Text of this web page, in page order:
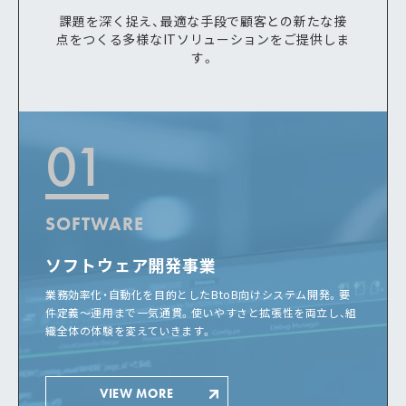
課題を深く捉え、最適な手段で顧客との新たな接
点をつくる多様なITソリューションをご提供しま
す。
01
SOFTWARE
ソフトウェア開発事業
業務効率化・自動化を目的としたBtoB向けシステム開発。要
件定義〜運用まで一気通貫。使いやすさと拡張性を両立し、組
織全体の体験を変えていきます。
VIEW MORE